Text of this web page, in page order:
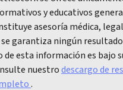
y educativos
asesoría médica,
garantiza ningún
de esta información es bajo
nuestrodescargo de
.